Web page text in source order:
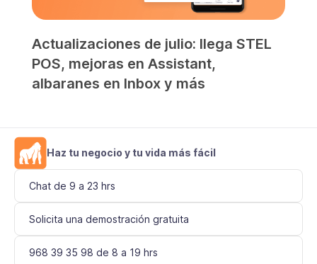
Actualizaciones de julio: llega STEL
POS, mejoras en Assistant,
albaranes en Inbox y más
Haz tu negocio y tu vida más fácil
Chat de 9 a 23 hrs
Solicita una demostración gratuita
968 39 35 98 de 8 a 19 hrs